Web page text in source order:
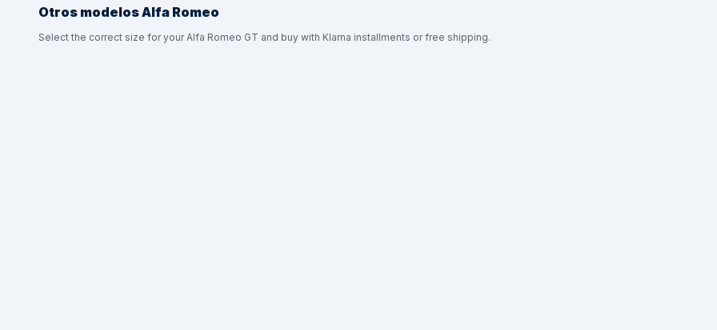
Otros modelosAlfa Romeo
Select the correct size for your Alfa Romeo GT and buy with Klarna installments or free shipping.